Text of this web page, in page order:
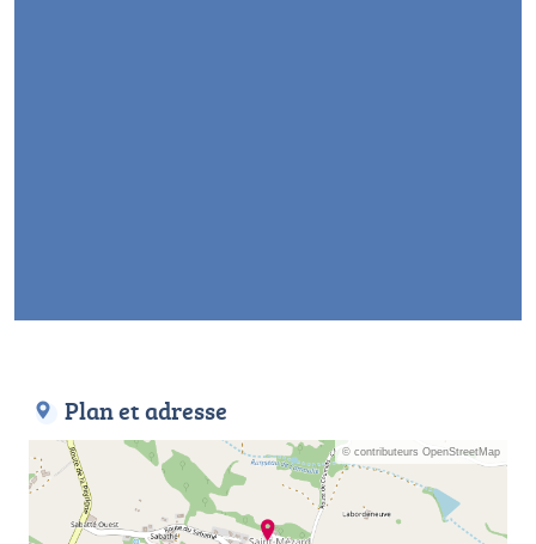
Plan et adresse
© contributeurs OpenStreetMap